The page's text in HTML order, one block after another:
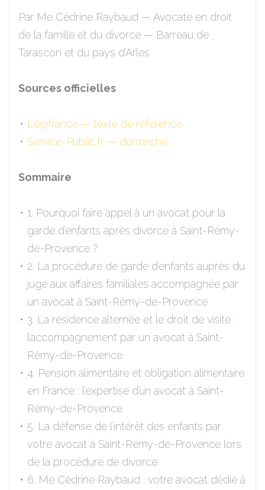
Par Me Cédrine Raybaud — Avocate en droit
de la famille et du divorce — Barreau de
Tarascon et du pays d’Arles
Sources officielles
Légifrance — texte de référence
Service-Public.fr — démarche
Sommaire
1. Pourquoi faire appel à un avocat pour la
garde d’enfants après divorce à Saint-Rémy-
de-Provence ?
2. La procédure de garde d’enfants auprès du
juge aux affaires familiales accompagnée par
un avocat à Saint-Rémy-de-Provence
3. La résidence alternée et le droit de visite :
l’accompagnement par un avocat à Saint-
Rémy-de-Provence
4. Pension alimentaire et obligation alimentaire
en France : l’expertise d’un avocat à Saint-
Rémy-de-Provence
5. La défense de l’intérêt des enfants par
votre avocat à Saint-Rémy-de-Provence lors
de la procédure de divorce
6. Me Cédrine Raybaud : votre avocat dédié à